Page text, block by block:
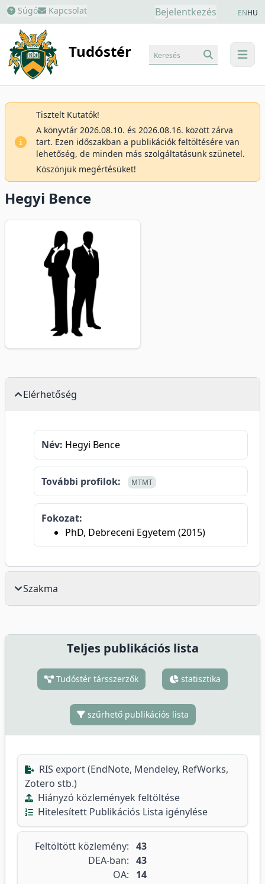
Súgó Kapcsolat Bejelentkezés ENHU
Tudóstér menu
Keresés
Tisztelt Kutatók!
A könyvtár 2026.08.10. és 2026.08.16. között zárva
tart. Ezen időszakban a publikációk feltöltésére van
lehetőség, de minden más szolgáltatásunk szünetel.
Köszönjük megértésüket!
Hegyi Bence
Elérhetőség
Név: Hegyi Bence
További profilok: MTMT
Fokozat:
PhD, Debreceni Egyetem (2015)
Szakma
Teljes publikációs lista
Tudóstér társszerzők statisztika
szűrhető publikációs lista
RIS export (EndNote, Mendeley, RefWorks,
Zotero stb.)
Hiányzó közlemények feltöltése
Hitelesített Publikációs Lista igénylése
Feltöltött közlemény: 43
DEA-ban: 43
OA:
14